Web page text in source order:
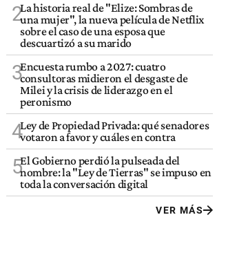
2La historia real de "Elize: Sombras de
una mujer", la nueva película de Netflix
sobre el caso de una esposa que
descuartizó a su marido
3Encuesta rumbo a 2027: cuatro
consultoras midieron el desgaste de
Milei y la crisis de liderazgo en el
peronismo
4Ley de Propiedad Privada: qué senadores
votaron a favor y cuáles en contra
5El Gobierno perdió la pulseada del
nombre: la "Ley de Tierras" se impuso en
toda la conversación digital
VER MÁS